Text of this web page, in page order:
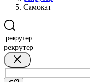
Самокат
рекрутер